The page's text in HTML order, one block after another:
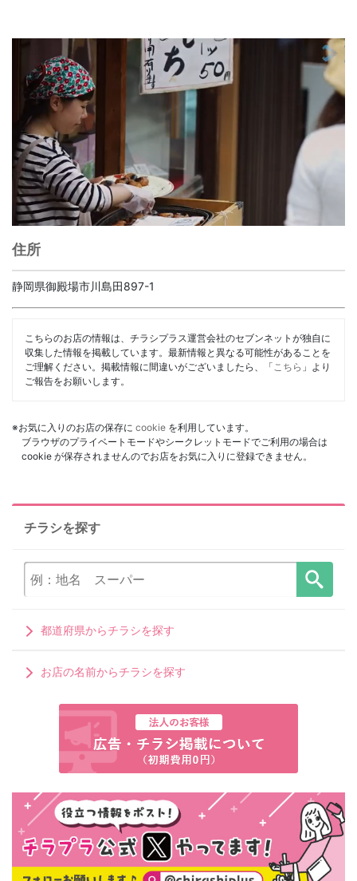
住所
静岡県御殿場市川島田897-1
こちらのお店の情報は、チラシプラス運営会社のセブンネットが独自に
収集した情報を掲載しています。最新情報と異なる可能性があることを
ご理解ください。掲載情報に間違いがございましたら、「 こちら 」より
ご報告をお願いします。
※お気に入りのお店の保存に cookie を利用しています。
ブラウザのプライベートモードやシークレットモードでご利用の場合は
cookie が保存されませんのでお店をお気に入りに登録できません。
チラシを探す
都道府県からチラシを探す
お店の名前からチラシを探す